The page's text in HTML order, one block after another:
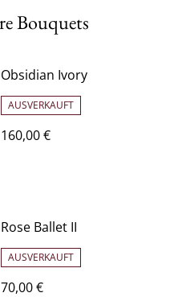
Bouquets
Obsidian Ivory
AUSVERKAUFT
160,00 €
Rose Ballet II
AUSVERKAUFT
70,00 €